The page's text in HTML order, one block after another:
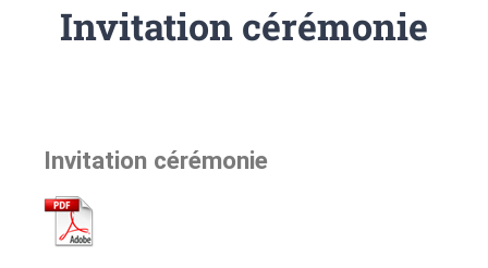
Invitation cérémonie
Invitation cérémonie